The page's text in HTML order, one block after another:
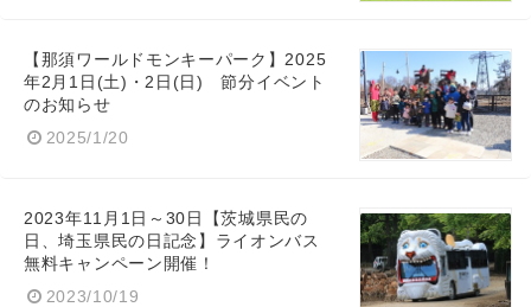
【那須ワールドモンキーパーク】2025
年2月1日(土)・2日(日) 節分イベント
のお知らせ
2025/1/20
2023年11月1日～30日【茨城県民の
日、埼玉県民の日記念】ライオンバス
無料キャンペーン開催！
2023/10/19